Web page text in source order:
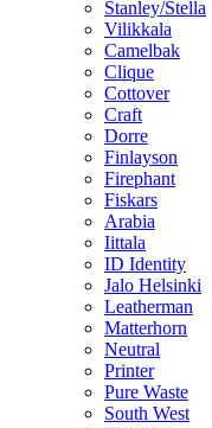
Stanley/Stella
Vilikkala
Camelbak
Clique
Cottover
Craft
Dorre
Finlayson
Firephant
Fiskars
Arabia
Iittala
ID Identity
Jalo Helsinki
Leatherman
Matterhorn
Neutral
Printer
Pure Waste
South West